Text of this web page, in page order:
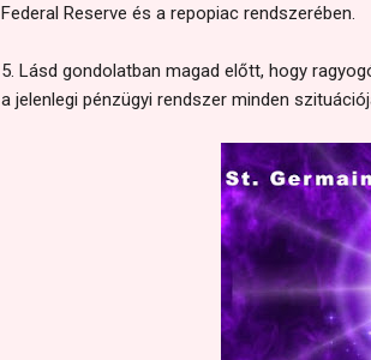
Federal Reserve és a repopiac rendszerében.
5. Lásd gondolatban magad előtt, hogy
a jelenlegi pénzügyi rendszer minden